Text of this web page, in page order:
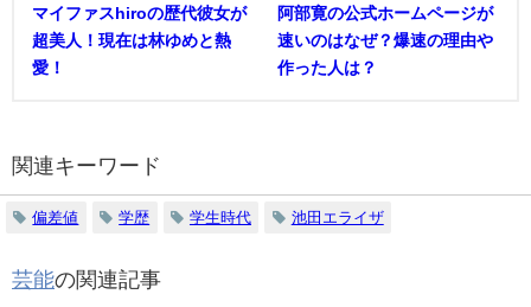
マイファスhiroの歴代彼女が
超美人！現在は林ゆめと熱
愛！
阿部寛の公式ホームページが
速いのはなぜ？爆速の理由や
作った人は？
関連キーワード
偏差値 学歴 学生時代 池田エライザ
芸能の関連記事